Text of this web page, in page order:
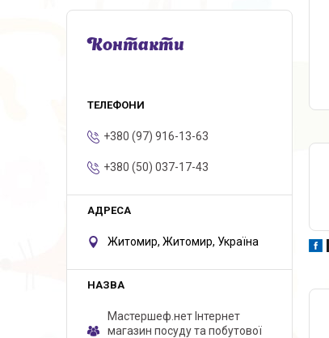
Контакти
+380 (97) 916-13-63
+380 (50) 037-17-43
Житомир, Житомир, Україна
Мастершеф.нет Iнтернет
магазин посуду та побутової